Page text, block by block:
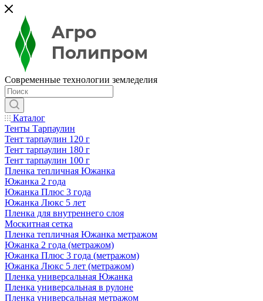
Современные технологии земледелия
Каталог
Тенты Тарпаулин
Тент тарпаулин 120 г
Тент тарпаулин 180 г
Тент тарпаулин 100 г
Пленка тепличная Южанка
Южанка 2 года
Южанка Плюс 3 года
Южанка Люкс 5 лет
Пленка для внутреннего слоя
Москитная сетка
Пленка тепличная Южанка метражом
Южанка 2 года (метражом)
Южанка Плюс 3 года (метражом)
Южанка Люкс 5 лет (метражом)
Пленка универсальная Южанка
Пленка универсальная в рулоне
Пленка универсальная метражом